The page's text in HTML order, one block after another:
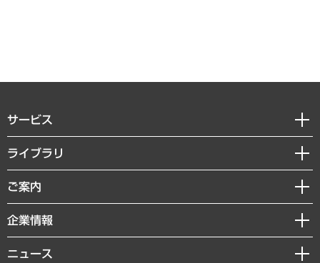
サービス
経営戦略
組織・人事戦略
デジタルイノベーション
共生・ダイバーシティ
ライブラリ
経済調査
レポート
コラム
ご案内
セミナー・イベント情報
MUFGビジネスセミナー
受託案件情報
企業情報
私たちの想い
ニュース